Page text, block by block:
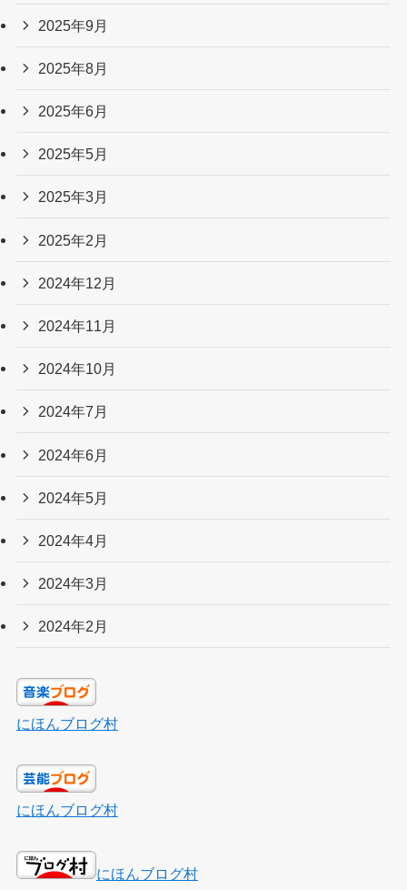
2025年9月
2025年8月
2025年6月
2025年5月
2025年3月
2025年2月
2024年12月
2024年11月
2024年10月
2024年7月
2024年6月
2024年5月
2024年4月
2024年3月
2024年2月
にほんブログ村
にほんブログ村
にほんブログ村